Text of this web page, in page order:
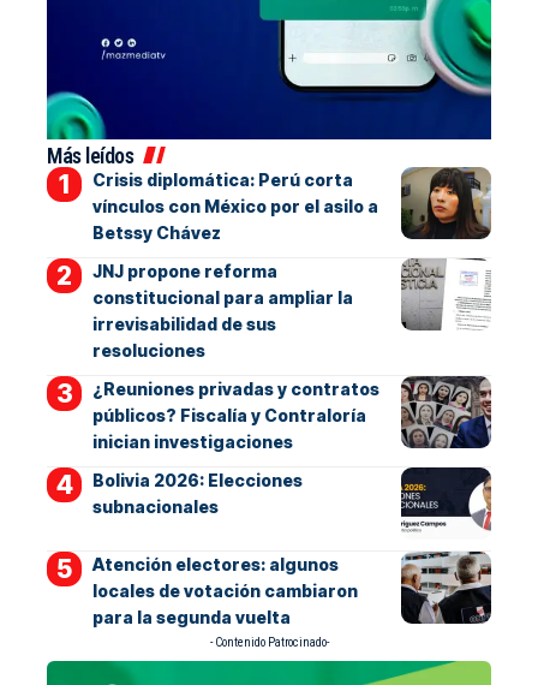
Más leídos
Crisis diplomática: Perú corta
vínculos con México por el asilo a
Betssy Chávez
JNJ propone reforma
constitucional para ampliar la
irrevisabilidad de sus
resoluciones
¿Reuniones privadas y contratos
públicos? Fiscalía y Contraloría
inician investigaciones
Bolivia 2026: Elecciones
subnacionales
Atención electores: algunos
locales de votación cambiaron
para la segunda vuelta
- Contenido Patrocinado-